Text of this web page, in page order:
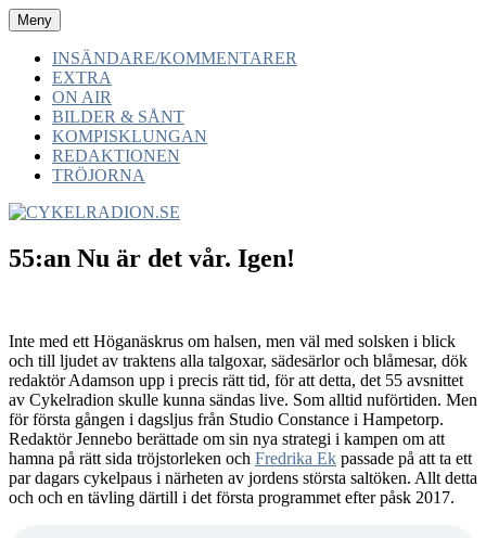
Hoppa
till
innehåll
CYKELRADION.SE
-av cyklister -för cyklister -med cyklister
Meny
INSÄNDARE/KOMMENTARER
EXTRA
ON AIR
BILDER & SÅNT
KOMPISKLUNGAN
REDAKTIONEN
TRÖJORNA
55:an Nu är det vår. Igen!
Inte med ett Höganäskrus om halsen, men väl med solsken i blick
och till ljudet av traktens alla talgoxar, sädesärlor och blåmesar, dök
redaktör Adamson upp i precis rätt tid, för att detta, det 55 avsnittet
av Cykelradion skulle kunna sändas live. Som alltid nuförtiden. Men
för första gången i dagsljus från Studio Constance i Hampetorp.
Redaktör Jennebo berättade om sin nya strategi i kampen om att
hamna på rätt sida tröjstorleken och Fredrika Ek passade på att ta ett
par dagars cykelpaus i närheten av jordens största saltöken. Allt detta
och och en tävling därtill i det första programmet efter påsk 2017.